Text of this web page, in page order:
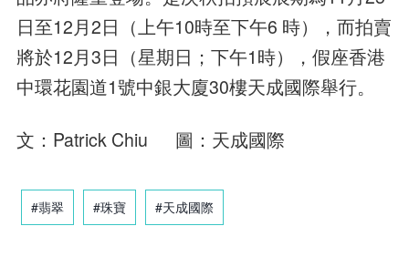
日至12月2日（上午10時至下午6 時），而拍賣
將於12月3日（星期日；下午1時），假座香港
中環花園道1號中銀大廈30樓天成國際舉行。
文：Patrick Chiu 圖：天成國際
#翡翠 #珠寶 #天成國際